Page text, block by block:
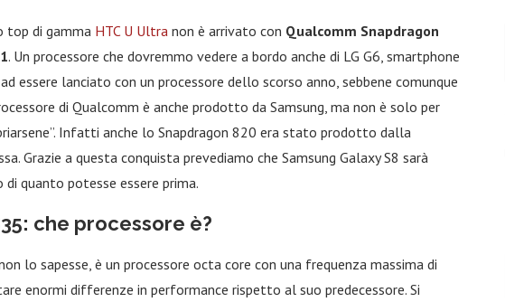
top di gamma HTC U Ultra non è arrivato con Qualcomm Snapdragon
. Un processore che dovremmo vedere a bordo anche di LG G6, smartphone
essere lanciato con un processore dello scorso anno, sebbene comunque
di Qualcomm è anche prodotto da Samsung, ma non è solo per
Infatti anche lo Snapdragon 820 era stato prodotto dalla
Grazie a questa conquista prevediamo che Samsung Galaxy S8 sarà
quanto potesse essere prima.
che processore è?
lo sapesse, è un processore octa core con una frequenza massima di
enormi differenze in performance rispetto al suo predecessore. Si